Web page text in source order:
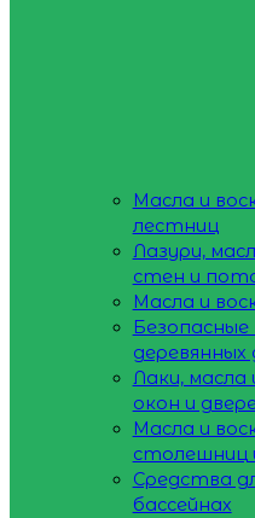
Масла и
лестниц
Лазури,
стен и
Масла и
Безопасные
деревянных
Лаки, масла
окон и
Масла и
столешниц
Средства
бассейнах